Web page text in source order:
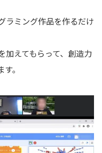
ラミング作品を作るだけ
加えてもらって、創造力
。